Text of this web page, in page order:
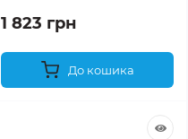
1 823 грн
До кошика